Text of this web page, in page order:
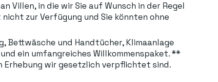
in die wir Sie auf Wunsch in der Regel
zur Verfügung und Sie könnten ohne
Bettwäsche und Handtücher, Klimaanlage
ein umfangreiches Willkommenspaket. **
Erhebung wir gesetzlich verpflichtet sind.